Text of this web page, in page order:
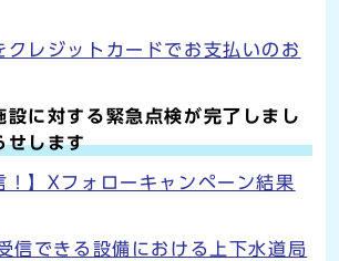
クレジットカードでお支払いのお
設に対する緊急点検が完了しまし
せします
！】Xフォローキャンペーン結果
信できる設備における上下水道局